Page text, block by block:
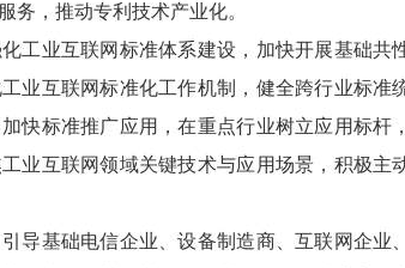
务，推动专利技术产业化。
化工业互联网标准体系建设，加快开展基础
业互联网标准化工作机制，健全跨行业标准
快标准推广应用，在重点行业树立应用标杆
业互联网领域关键技术与应用场景，积极主
引导基础电信企业、设备制造商、互联网企业